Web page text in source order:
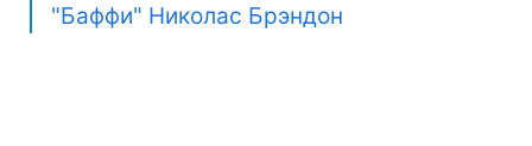
"Баффи" Николас Брэндон